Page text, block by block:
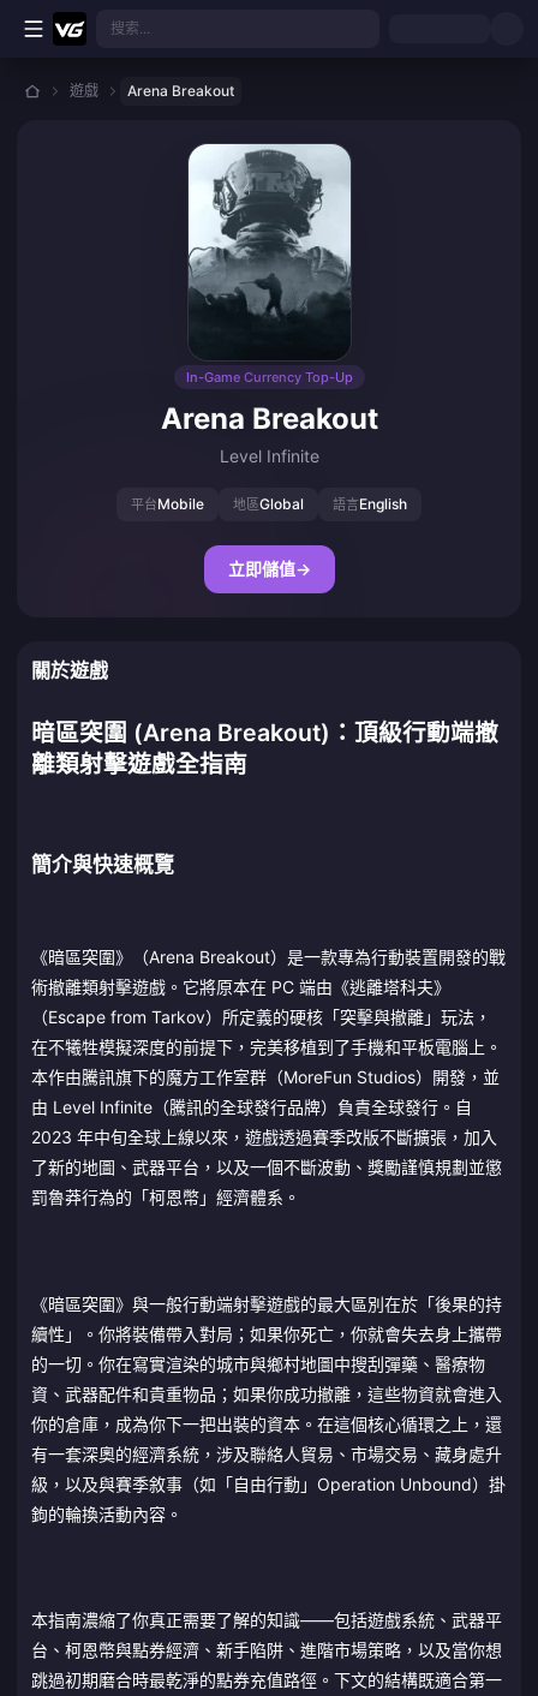
跳至主要內容
搜索...
遊戲 Arena Breakout
In-Game Currency Top-Up
Arena Breakout
Level Infinite
平台Mobile 地區Global 語言English
立即儲值→
關於遊戲
暗區突圍 (Arena Breakout)：頂級行動端撤
離類射擊遊戲全指南
簡介與快速概覽
《暗區突圍》（Arena Breakout）是一款專為行動裝置開發的戰
術撤離類射擊遊戲。它將原本在 PC 端由《逃離塔科夫》
（Escape from Tarkov）所定義的硬核「突擊與撤離」玩法，
在不犧牲模擬深度的前提下，完美移植到了手機和平板電腦上。
本作由騰訊旗下的魔方工作室群（MoreFun Studios）開發，並
由 Level Infinite（騰訊的全球發行品牌）負責全球發行。自
2023 年中旬全球上線以來，遊戲透過賽季改版不斷擴張，加入
了新的地圖、武器平台，以及一個不斷波動、獎勵謹慎規劃並懲
罰魯莽行為的「柯恩幣」經濟體系。
《暗區突圍》與一般行動端射擊遊戲的最大區別在於「後果的持
續性」。你將裝備帶入對局；如果你死亡，你就會失去身上攜帶
的一切。你在寫實渲染的城市與鄉村地圖中搜刮彈藥、醫療物
資、武器配件和貴重物品；如果你成功撤離，這些物資就會進入
你的倉庫，成為你下一把出裝的資本。在這個核心循環之上，還
有一套深奧的經濟系統，涉及聯絡人貿易、市場交易、藏身處升
級，以及與賽季敘事（如「自由行動」Operation Unbound）掛
鉤的輪換活動內容。
本指南濃縮了你真正需要了解的知識——包括遊戲系統、武器平
台、柯恩幣與點券經濟、新手陷阱、進階市場策略，以及當你想
跳過初期磨合時最乾淨的點券充值路徑。下文的結構既適合第一